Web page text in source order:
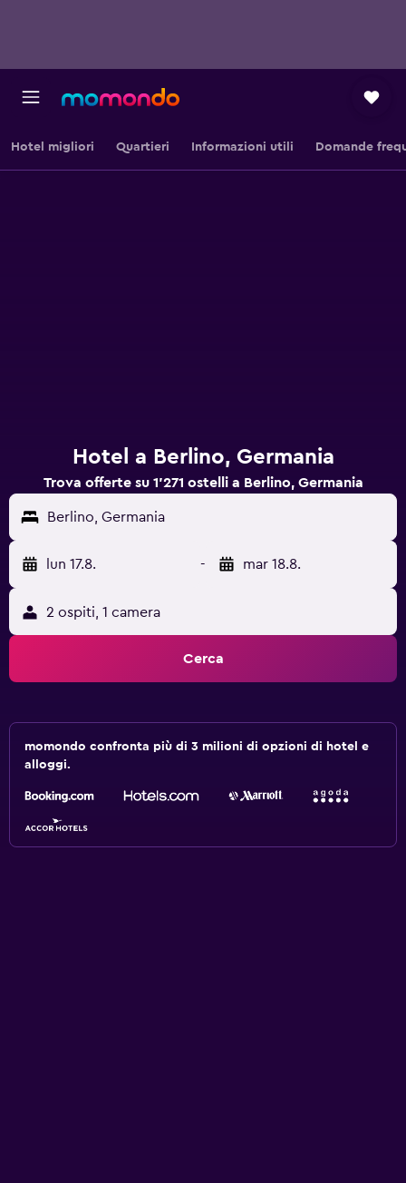
Hotel migliori Quartieri Informazioni utili Domande
Hotel a Berlino, Germania
Trova offerte su 1’271 ostelli a Berlino, Germania
Berlino, Germania
lun 17.8. - mar 18.8.
2 ospiti, 1 camera
Cerca
momondo confronta più di 3 milioni di opzioni di hotel e
alloggi.